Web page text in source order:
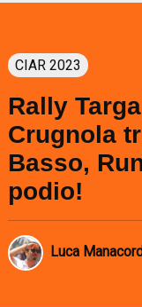
CIAR 2023
Rally
Crugnola
Basso,
podio!
Luca